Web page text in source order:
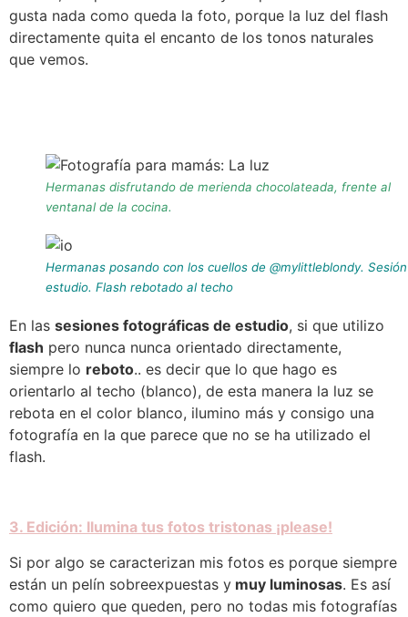
gusta nada como queda la foto, porque la luz del flash
directamente quita el encanto de los tonos naturales
que vemos.
Hermanas disfrutando de merienda chocolateada, frente al
ventanal de la cocina.
Hermanas posando con los cuellos de @mylittleblondy.
estudio. Flash rebotado al techo
En las sesiones fotográficas de estudio, si que utilizo
flash pero nunca nunca orientado directamente,
siempre lo reboto.. es decir que lo que hago es
orientarlo al techo (blanco), de esta manera la luz se
rebota en el color blanco, ilumino más y consigo una
fotografía en la que parece que no se ha utilizado el
flash.
3. Edición: Ilumina tus fotos tristonas ¡please!
Si por algo se caracterizan mis fotos es porque siempre
están un pelín sobreexpuestas y muy luminosas. Es así
como quiero que queden, pero no todas mis fotografías